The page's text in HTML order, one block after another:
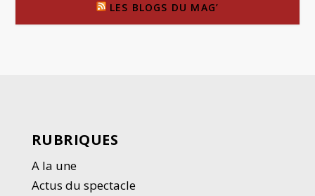
LES BLOGS DU MAG’
RUBRIQUES
A la une
Actus du spectacle